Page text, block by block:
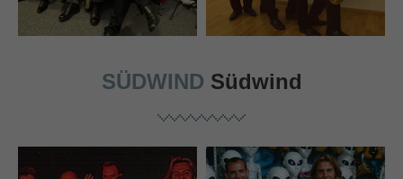
SÜDWIND Südwind